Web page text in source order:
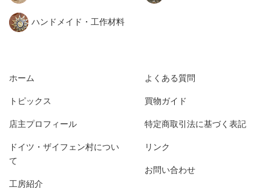
ハンドメイド・工作材料
ホーム
トピックス
店主プロフィール
ドイツ・ザイフェン村につい
て
工房紹介
よくある質問
買物ガイド
特定商取引法に基づく表記
リンク
お問い合わせ